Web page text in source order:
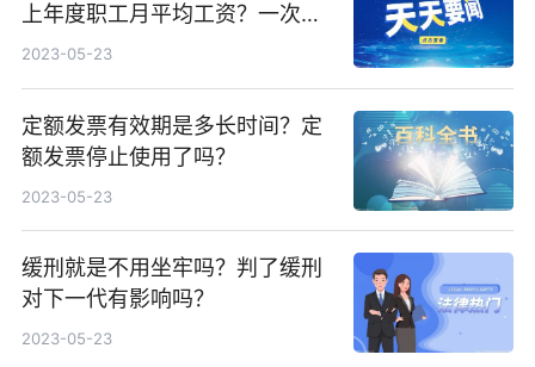
上年度职工月平均工资？一次性
工亡补助金标准是什么？
2023-05-23
定额发票有效期是多长时间？定
额发票停止使用了吗？
2023-05-23
缓刑就是不用坐牢吗？判了缓刑
对下一代有影响吗？
2023-05-23